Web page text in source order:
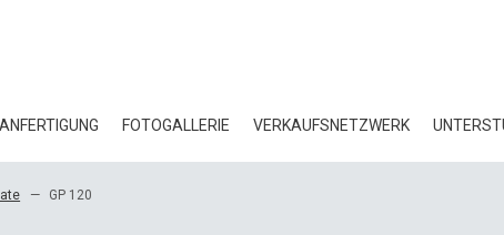
FOTOGALLERIE VERKAUFSNETZWERK
GP 120